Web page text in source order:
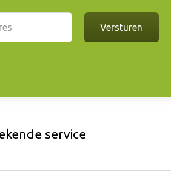
service